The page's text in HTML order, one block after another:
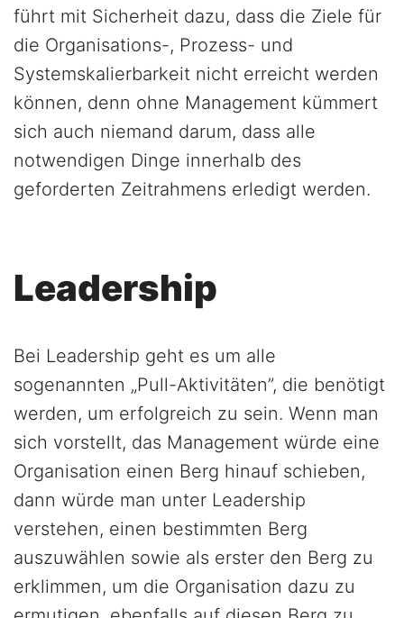
führt mit Sicherheit dazu, dass die Ziele für
die Organisations-, Prozess- und
Systemskalierbarkeit nicht erreicht werden
können, denn ohne Management kümmert
sich auch niemand darum, dass alle
notwendigen Dinge innerhalb des
geforderten Zeitrahmens erledigt werden.
Leadership
Bei Leadership geht es um alle
sogenannten „Pull-Aktivitäten”, die benötigt
werden, um erfolgreich zu sein. Wenn man
sich vorstellt, das Management würde eine
Organisation einen Berg hinauf schieben,
dann würde man unter Leadership
verstehen, einen bestimmten Berg
auszuwählen sowie als erster den Berg zu
erklimmen, um die Organisation dazu zu